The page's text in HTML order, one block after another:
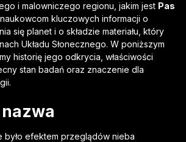
i malowniczego regionu, jakim jest Pas
naukowcom kluczowych informacji o
się planet i o składzie materiału, który
Układu Słonecznego. W poniższym
historię jego odkrycia, właściwości
stan badań oraz znaczenie dla
było efektem przeglądów nieba